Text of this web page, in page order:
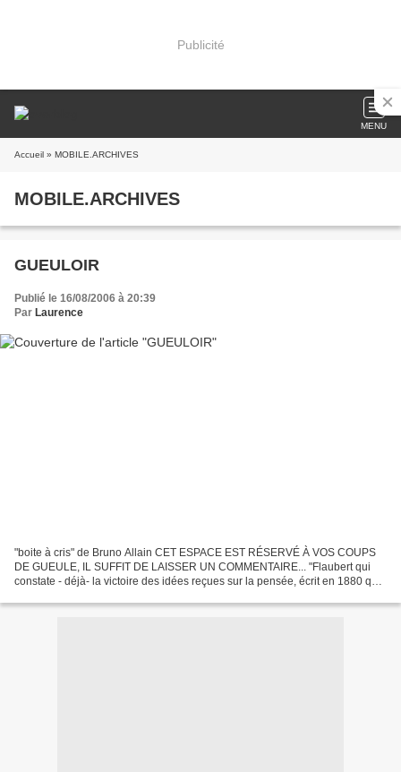
Publicité
MENU
Accueil » MOBILE.ARCHIVES
MOBILE.ARCHIVES
GUEULOIR
Publié le 16/08/2006 à 20:39
Par Laurence
"boite à cris" de Bruno Allain CET ESPACE EST RÉSERVÉ À VOS COUPS
DE GUEULE, IL SUFFIT DE LAISSER UN COMMENTAIRE... "Flaubert qui
constate - déjà- la victoire des idées reçues sur la pensée, écrit en 1880 qu'il